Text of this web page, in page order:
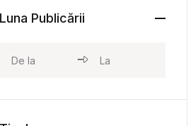
Luna Publicării